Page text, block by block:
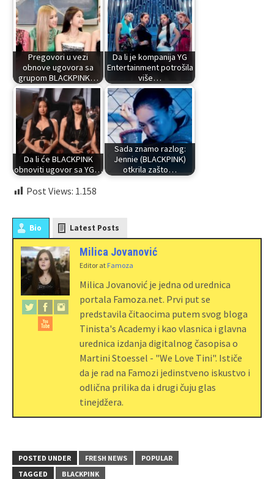
Pregovori u vezi
obnove ugovora sa
grupom BLACKPINK…
Da li je kompanija YG
Entertainment potrošila
više…
Da li će BLACKPINK
obnoviti ugovor sa YG…
Sada znamo razlog:
Jennie (BLACKPINK)
otkrila zašto…
Post Views: 1.158
Bio Latest Posts
Milica Jovanović
Editor at Famoza
Milica Jovanović je jedna od urednica
portala Famoza.net. Prvi put se
predstavila čitaocima putem svog bloga
Tinista's Academy i kao vlasnica i glavna
urednica izdanja digitalnog časopisa o
Martini Stoessel - "We Love Tini". Ističe
da je rad na Famozi jedinstveno iskustvo i
odlična prilika da i drugi čuju glas
tinejdžera.
POSTED UNDER FRESH NEWS
POPULAR
TAGGED
BLACKPINK